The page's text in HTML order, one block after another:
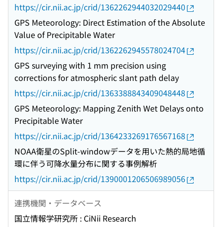
https://cir.nii.ac.jp/crid/1362262944032029440
GPS Meteorology: Direct Estimation of the Absolute
Value of Precipitable Water
https://cir.nii.ac.jp/crid/1362262945578024704
GPS surveying with 1 mm precision using
corrections for atmospheric slant path delay
https://cir.nii.ac.jp/crid/1363388843409048448
GPS Meteorology: Mapping Zenith Wet Delays onto
Precipitable Water
https://cir.nii.ac.jp/crid/1364233269176567168
NOAA衛星のSplit-windowデータを用いた熱的局地循
環に伴う可降水量分布に関する事例解析
https://cir.nii.ac.jp/crid/1390001206506989056
連携機関・データベース
国立情報学研究所 : CiNii Research